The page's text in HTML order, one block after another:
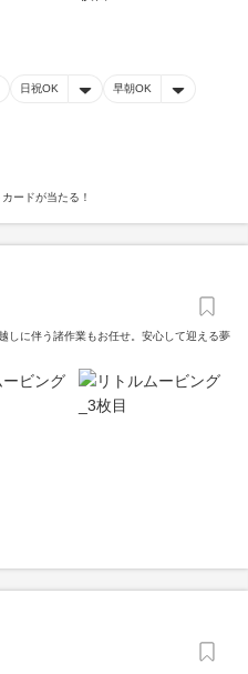
日祝OK 早朝OK
ードが当たる！
しに伴う諸作業もお任せ。安心して迎える夢